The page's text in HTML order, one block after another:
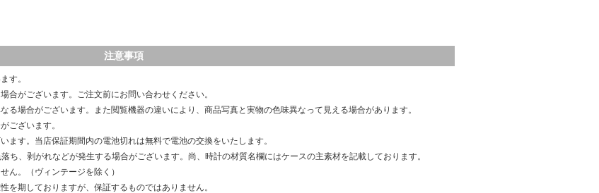
注意事項
す。
合がございます。ご注文前にお問い合わせください。
る場合がございます。また閲覧機器の違いにより、商品写真と実物の色味異なって見える場合があります。
ございます。
ます。当店保証期間内の電池切れは無料で電池の交換をいたします。
ち、剥がれなどが発生する場合がございます。尚、時計の材質名欄にはケースの主素材を記載しております。
ん。（ヴィンテージを除く）
を期しておりますが、保証するものではありません。